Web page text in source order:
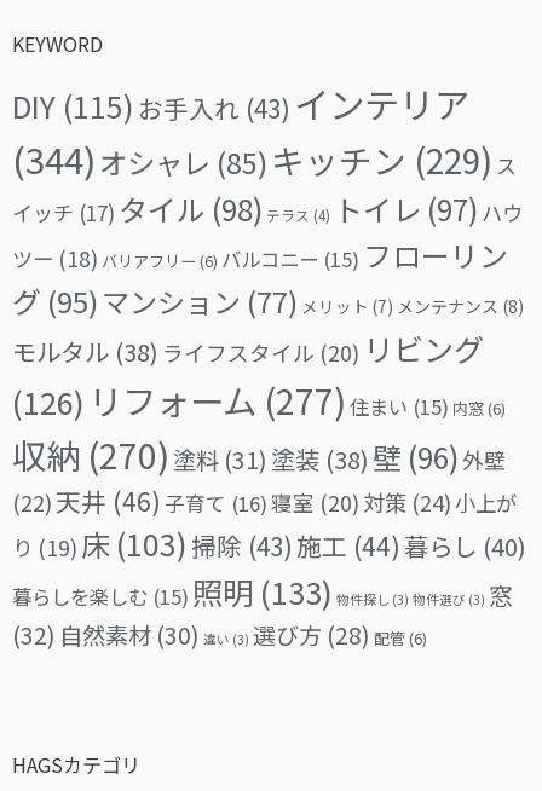
KEYWORD
DIY (115) お手入れ (43) インテリア
(344) オシャレ (85) キッチン (229) ス
イッチ (17) タイル (98) テラス (4) トイレ (97) ハウ
ツー (18) バリアフリー (6) バルコニー (15) フローリン
グ (95)マンション (77) メリット (7) メンテナンス (8)
モルタル (38) ライフスタイル (20) リビング
(126) リフォーム (277) 住まい (15) 内窓(6)
収納 (270) 塗料 (31) 塗装 (38) 壁 (96)外壁
(22)天井 (46) 子育て (16)寝室 (20) 対策 (24)小上が
り (19) 床 (103)掃除 (43) 施工 (44) 暮らし (40)
暮らしを楽しむ (15) 照明 (133) 物件探し (3) 物件選び (3) 窓
(32) 自然素材 (30) 違い (3) 選び方 (28) 配管(6)
HAGSカテゴリ